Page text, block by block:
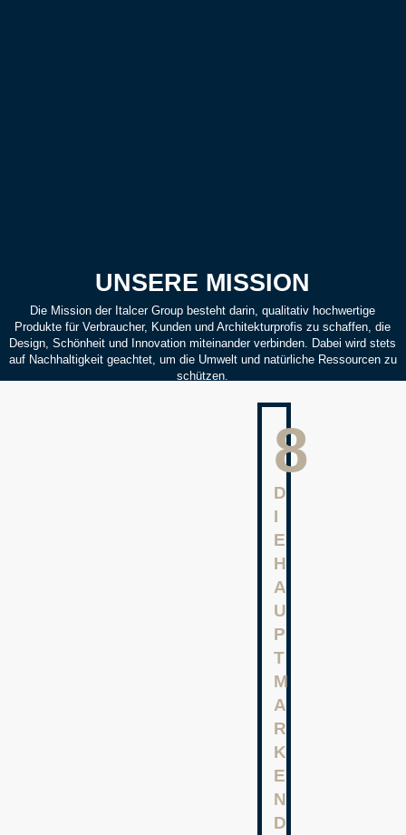
UNSERE MISSION
Die Mission der Italcer Group besteht darin, qualitativ hochwertige
Produkte für Verbraucher, Kunden und Architekturprofis zu schaffen, die
Design, Schönheit und Innovation miteinander verbinden. Dabei wird stets
auf Nachhaltigkeit geachtet, um die Umwelt und natürliche Ressourcen zu
schützen.
10
D
I
E
H
A
U
P
T
M
A
R
K
E
N
D